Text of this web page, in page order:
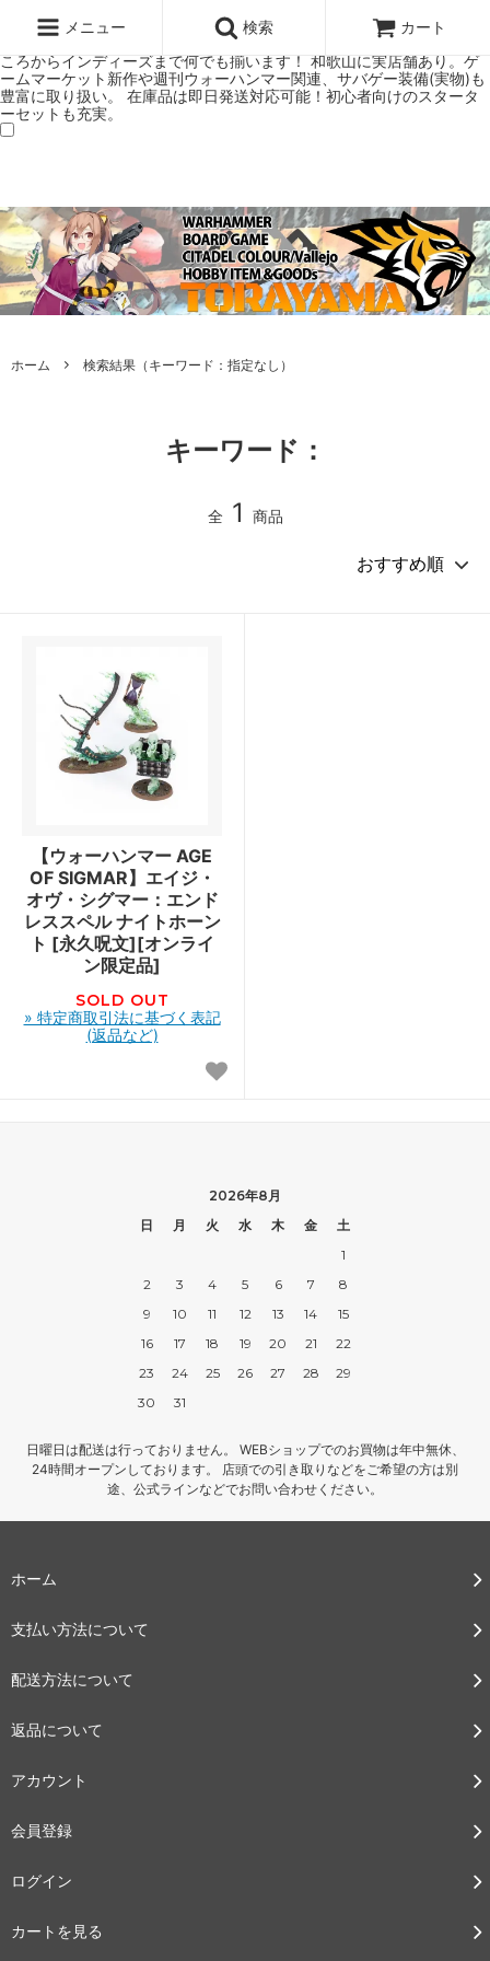
ミアムショップTORAYAMA。通販・オンラインショップです！ ウォー
ハンマーとボードゲームのことなら当店へ！ボードゲームもメジャーど
ころからインディーズまで何でも揃います！ 和歌山に実店舗あり。ゲ
ームマーケット新作や週刊ウォーハンマー関連、サバゲー装備(実物)も
豊富に取り扱い。 在庫品は即日発送対応可能！初心者向けのスタータ
ーセットも充実。
メニュー 検索 カート
ホーム 検索結果（キーワード：指定なし）
キーワード：
全 1 商品
【ウォーハンマー AGE
OF SIGMAR】エイジ・
オヴ・シグマー：エンド
レススペル ナイトホーン
ト [永久呪文][オンライ
ン限定品]
SOLD OUT
» 特定商取引法に基づく表記
(返品など)
2026年8月
日
月 火 水 木 金
土
1
2
3 4 5 6 7
8
9
10 11 12 13 14
15
16
17 18 19 20 21
22
23
24 25 26 27 28
29
30
31
日曜日は配送は行っておりません。 WEBショップでのお買物は年中無休、
24時間オープンしております。 店頭での引き取りなどをご希望の方は別
途、公式ラインなどでお問い合わせください。
ホーム
支払い方法について
配送方法について
返品について
アカウント
会員登録
ログイン
カートを見る